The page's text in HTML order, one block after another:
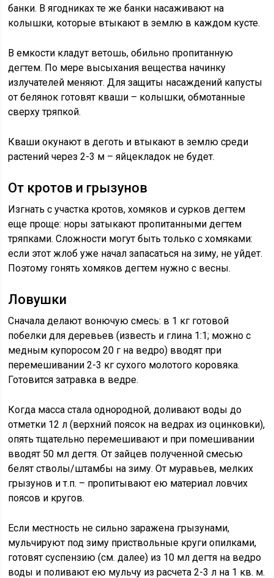
банки. В ягодниках те же банки насаживают на
колышки, которые втыкают в землю в каждом кусте.
В емкости кладут ветошь, обильно пропитанную
дегтем. По мере высыхания вещества начинку
излучателей меняют. Для защиты насаждений капусты
от белянок готовят кваши – колышки, обмотанные
сверху тряпкой.
Кваши окунают в деготь и втыкают в землю среди
растений через 2-3 м – яйцекладок не будет.
От кротов и грызунов
Изгнать с участка кротов, хомяков и сурков дегтем
еще проще: норы затыкают пропитанными дегтем
тряпками. Сложности могут быть только с хомяками:
если этот жлоб уже начал запасаться на зиму, не уйдет.
Поэтому гонять хомяков дегтем нужно с весны.
Ловушки
Сначала делают вонючую смесь: в 1 кг готовой
побелки для деревьев (известь и глина 1:1; можно с
медным купоросом 20 г на ведро) вводят при
перемешивании 2-3 кг сухого молотого коровяка.
Готовится затравка в ведре.
Когда масса стала однородной, доливают воды до
отметки 12 л (верхний поясок на ведрах из оцинковки),
опять тщательно перемешивают и при помешивании
вводят 50 мл дегтя. От зайцев полученной смесью
белят стволы/штамбы на зиму. От муравьев, мелких
грызунов и т.п. – пропитывают ею материал ловчих
поясов и кругов.
Если местность не сильно заражена грызунами,
мульчируют под зиму приствольные круги опилками,
готовят суспензию (см. далее) из 10 мл дегтя на ведро
воды и поливают ею мульчу из расчета 2-3 л на 1 кв. м.